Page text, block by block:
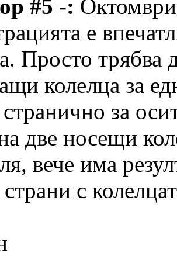
#5 -:
е
Просто трябва
колелца за
за
две носещи
вече има
страни с